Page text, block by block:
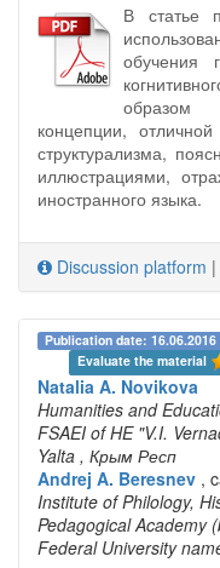
В статье
обучения
образом
концепции,
структурализма,
иллюстрациями,
иностранного языка.
Discussion platform |
Publication date: 16.06.2016
Evaluate the material
Natalia A. Novikova
Humanities and
FSAEI of HE "V.I.
Yalta , Крым Респ
Andrej A. Beresnev ,
Institute of Philology,
Pedagogical Academy
Federal University